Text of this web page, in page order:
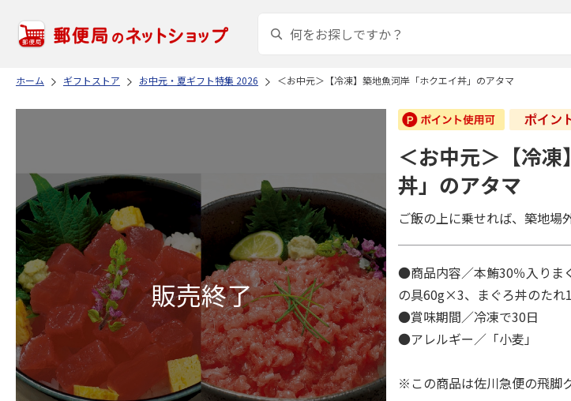
ホーム ギフトストア お中元・夏ギフト特集 2026 ＜お中元＞【冷凍】築地魚河岸「ホクエイ丼」のアタマ
＜お中元＞【冷
丼」のアタマ
ご飯の上に乗せれば、築地場
●商品内容／本鮪30％入りま
の具60g×3、まぐろ丼のた
●賞味期間／冷凍で30日
●アレルギー／「小麦」
※この商品は佐川急便の飛脚